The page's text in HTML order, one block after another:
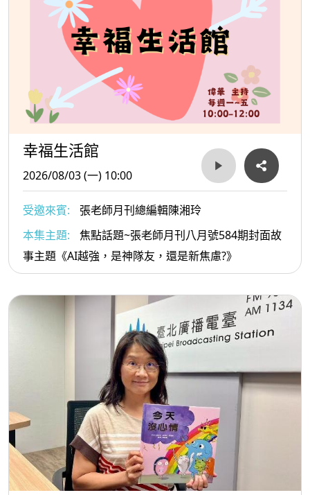
幸福生活館
2026/08/03 (一) 10:00
受邀來賓:
張老師月刊總編輯陳湘玲
本集主題:
焦點話題~張老師月刊八月號584期封面故
事主題《AI越強，是神隊友，還是新焦慮?》